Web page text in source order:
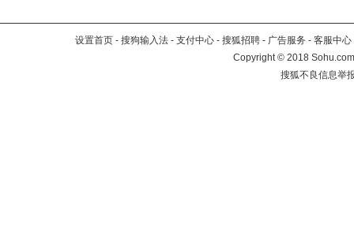
设置首页 - 搜狗输入法 - 支付中心 - 搜狐招聘 - 广告服务 - 客服中心
Copyright©2018
搜狐不良信息举